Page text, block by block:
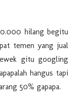
hilang begitu
temen yang jual
gitu googling
hangus tapi
50% gapapa.